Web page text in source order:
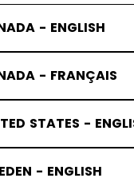
- ENGLISH
- FRANÇAIS
STATES -
- ENGLISH